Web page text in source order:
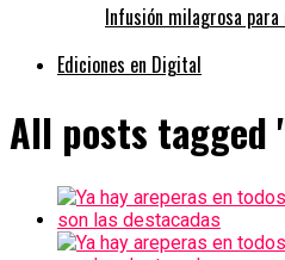
Infusión milagrosa
Ediciones en Digital
All posts tagged